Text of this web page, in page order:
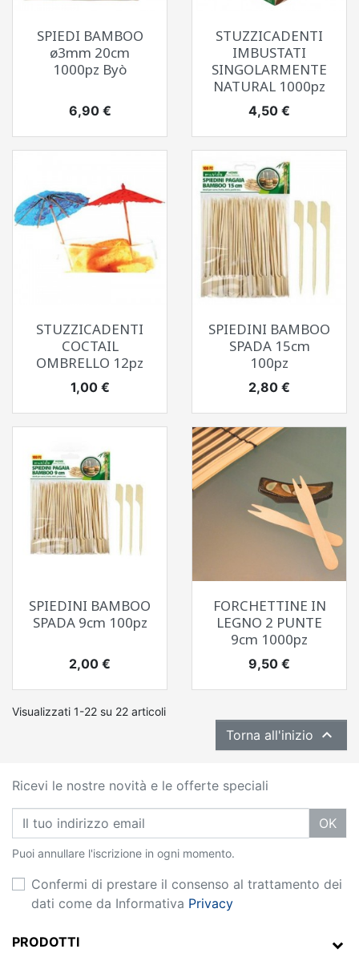
SPIEDI BAMBOO
ø3mm 20cm
1000pz Byò
Prezzo
6,90 €
STUZZICADENTI
IMBUSTATI
SINGOLARMENTE
NATURAL 1000pz
Prezzo
4,50 €
STUZZICADENTI
COCTAIL
OMBRELLO 12pz
Prezzo
1,00 €
SPIEDINI BAMBOO
SPADA 15cm
100pz
Prezzo
2,80 €
SPIEDINI BAMBOO
SPADA 9cm 100pz
Prezzo
2,00 €
FORCHETTINE IN
LEGNO 2 PUNTE
9cm 1000pz
Prezzo
9,50 €
Visualizzati 1-22 su 22 articoli
Torna all'inizio 
Ricevi le nostre novità e le offerte speciali
OK
Puoi annullare l'iscrizione in ogni momento.
Confermi di prestare il consenso al trattamento dei
dati come da Informativa Privacy
PRODOTTI